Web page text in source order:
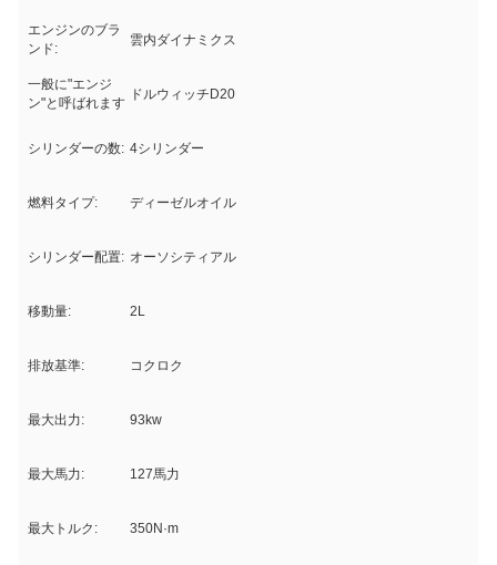
エンジンのブラ
ンド:
雲内ダイナミクス
一般に"エンジ
ン"と呼ばれます
ドルウィッチD20
シリンダーの数: 4シリンダー
燃料タイプ: ディーゼルオイル
シリンダー配置: オーソシティアル
移動量: 2L
排放基準: コクロク
最大出力: 93kw
最大馬力: 127馬力
最大トルク: 350N·m